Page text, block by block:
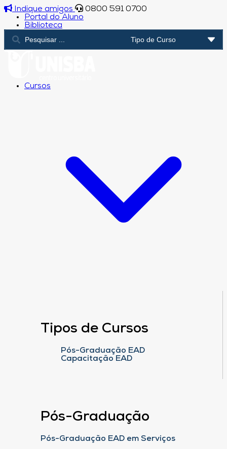
Indique amigos
0800 591 0700
Portal do Aluno
Biblioteca
Cursos
Tipos de Cursos
Pós-Graduação EAD
Capacitação EAD
Pós-Graduação
Pós-Graduação EAD em Serviços